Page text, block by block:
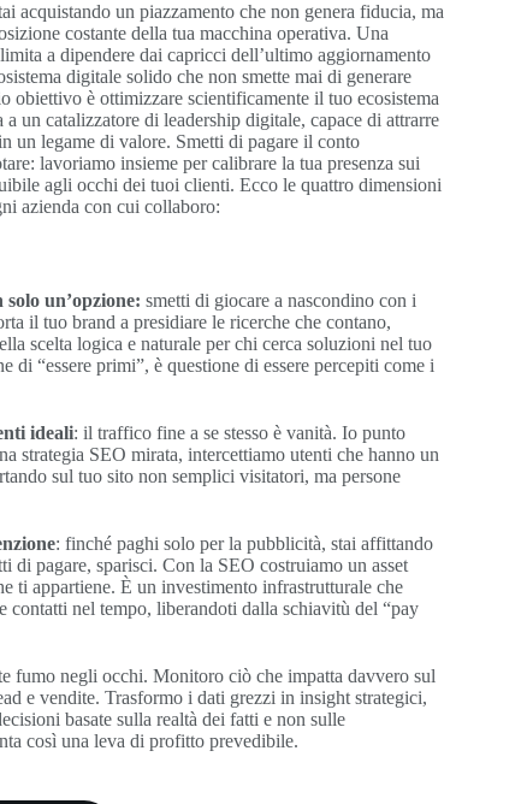
acquistando un piazzamento che non genera fiducia, ma
costante della tua macchina operativa. Una
a dipendere dai capricci dell’ultimo aggiornamento
digitale solido che non smette mai di generare
obiettivo è ottimizzare scientificamente il tuo ecosistema
un catalizzatore di leadership digitale, capace di attrarre
un legame di valore. Smetti di pagare il conto
lavoriamo insieme per calibrare la tua presenza sui
agli occhi dei tuoi clienti. Ecco le quattro dimensioni
azienda con cui collaboro:
un’opzione: smetti di giocare a nascondino con i
il tuo brand a presidiare le ricerche che contano,
scelta logica e naturale per chi cerca soluzioni nel tuo
di “essere primi”, è questione di essere percepiti come i
ideali: il traffico fine a se stesso è vanità. Io punto
strategia SEO mirata, intercettiamo utenti che hanno un
sul tuo sito non semplici visitatori, ma persone
: finché paghi solo per la pubblicità, stai affittando
di pagare, sparisci. Con la SEO costruiamo un asset
ti appartiene. È un investimento infrastrutturale che
contatti nel tempo, liberandoti dalla schiavitù del “pay
fumo negli occhi. Monitoro ciò che impatta davvero sul
e vendite. Trasformo i dati grezzi in insight strategici,
basate sulla realtà dei fatti e non sulle
così una leva di profitto prevedibile.